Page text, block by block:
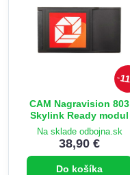
CAM Nagravision 803
Skylink Ready modul
Na sklade odbojna.sk
38,90 €
Do košíka